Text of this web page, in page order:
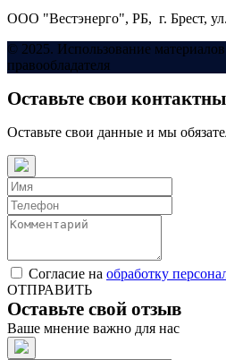
ООО "Вестэнерго", РБ, г. Брест,
© 2025. Использование
правообладателя
Оставьте свои
Оставьте свои данные и мы
Согласие на обработку
ОТПРАВИТЬ
Оставьте свой отзыв
Ваше мнение важно для нас